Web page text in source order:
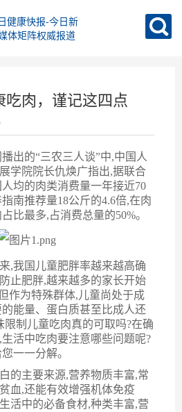
吃肉，谨记这四点
出的“三农三人谈”中,中国人
学院院长仇焕广指出,据联合
人均的肉类消费量一年接近70
南推荐量18公斤的4.6倍,在肉
比最多,占消费总量的50%。
,我国 儿童肥胖率越来越高确
止肥胖,越来越多的家长开始
作为特殊群体, 儿童尚处于成
能量、蛋白质甚至比成人还
限制儿童吃肉真的可取吗?在确
活中吃肉要注意哪些问题呢?
您一一分解。
的主要来源,营养物质丰富,常
血,还能有效增强机体免疫
活中的必备食材,种类丰富,营